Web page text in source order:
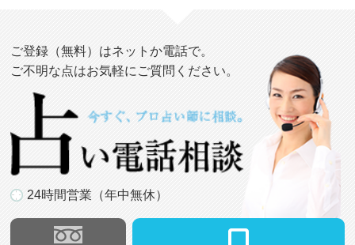
ご登録（無料）はネットか電話で。
ご不明な点はお気軽にご質問ください。
24時間営業（年中無休）